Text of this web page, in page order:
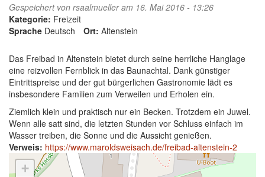
Gespeichert von rsaalmuelleram 16. Mai 2016 - 13:26
Kategorie: Freizeit
Sprache Deutsch Ort: Altenstein
Das Freibad in Altenstein bietet durch seine herrliche Hanglage
eine reizvollen Fernblick in das Baunachtal. Dank günstiger
Eintrittspreise und der gut bürgerlichen Gastronomie lädt es
insbesondere Familien zum Verweilen und Erholen ein.
Ziemlich klein und praktisch nur ein Becken. Trotzdem ein Juwel.
Wenn alle satt sind, die letzten Stunden vor Schluss einfach im
Wasser treiben, die Sonne und die Aussicht genießen.
Verweis: https://www.maroldsweisach.de/freibad-altenstein-2
+